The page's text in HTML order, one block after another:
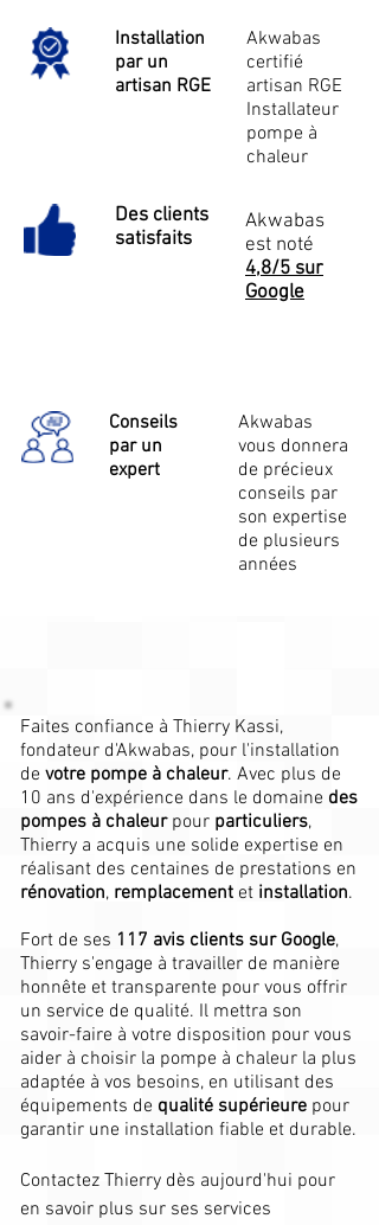
Installation
par un
artisan RGE
Akwabas
certifié
artisan RGE
Installateur
pompe à
chaleur
Des clients
satisfaits
Akwabas
est noté
4,8/5 sur
Google
Conseils
par un
expert
Akwabas
vous donnera
de précieux
conseils par
son expertise
de plusieurs
années
Faites confiance à Thierry Kassi,
fondateur d'Akwabas, pour l'installation
de votre pompe à chaleur. Avec plus de
10 ans d'expérience dans le domaine des
pompes à chaleur pour particuliers,
Thierry a acquis une solide expertise en
réalisant des centaines de prestations en
rénovation, remplacement et installation.
Fort de ses 117 avis clients sur Google,
Thierry s'engage à travailler de manière
honnête et transparente pour vous offrir
un service de qualité. Il mettra son
savoir-faire à votre disposition pour vous
aider à choisir la pompe à chaleur la plus
adaptée à vos besoins, en utilisant des
équipements de qualité supérieure pour
garantir une installation fiable et durable.​
Contactez Thierry dès aujourd'hui pour
en savoir plus sur ses services